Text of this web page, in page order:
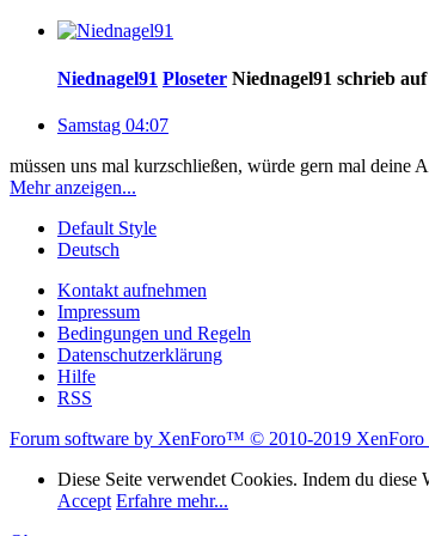
Niednagel91 Ploseter Niednagel91 schrieb
Samstag 04:07
müssen uns mal kurzschließen, würde gern mal deine
Mehr anzeigen...
Default Style
Deutsch
Kontakt aufnehmen
Impressum
Bedingungen und Regeln
Datenschutzerklärung
Hilfe
RSS
Forum software by XenForo™ © 2010-2019 XenForo
Diese Seite verwendet Cookies. Indem du
Accept Erfahre mehr...